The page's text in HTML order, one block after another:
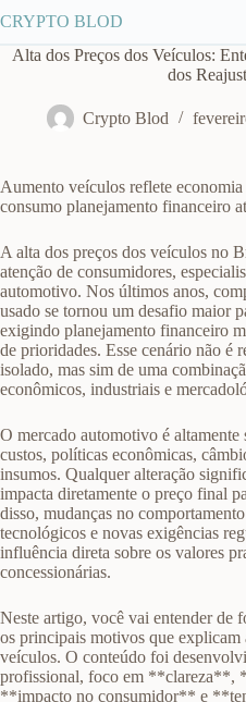
para
conteúdo
CRYPTO BLOD
Alta dos Preços dos Veículos:
dos
Crypto Blod
Aumento veículos reflete
consumo planejamento financeiro
A alta dos preços dos veículos no
atenção de consumidores,
automotivo. Nos últimos anos,
usado se tornou um desafio maior
exigindo planejamento financeiro
de prioridades. Esse cenário não é
isolado, mas sim de uma
econômicos, industriais e
O mercado automotivo é altamente
custos, políticas econômicas,
insumos. Qualquer alteração
impacta diretamente o preço final
disso, mudanças no
tecnológicos e novas exigências
influência direta sobre os valores
concessionárias.
Neste artigo, você vai entender de
os principais motivos que explicam
veículos. O conteúdo foi
profissional, foco em **clareza**,
**impacto no consumidor** e